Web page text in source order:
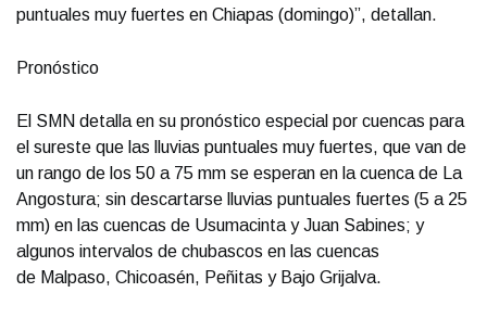
puntuales muy fuertes en Chiapas (domingo)”, detallan.
Pronóstico
El SMN detalla en su pronóstico especial por cuencas para
el sureste que las lluvias puntuales muy fuertes, que van de
un rango de los 50 a 75 mm se esperan en la cuenca de La
Angostura; sin descartarse lluvias puntuales fuertes (5 a 25
mm) en las cuencas de Usumacinta y Juan Sabines; y
algunos intervalos de chubascos en las cuencas
de Malpaso, Chicoasén, Peñitas y Bajo Grijalva.